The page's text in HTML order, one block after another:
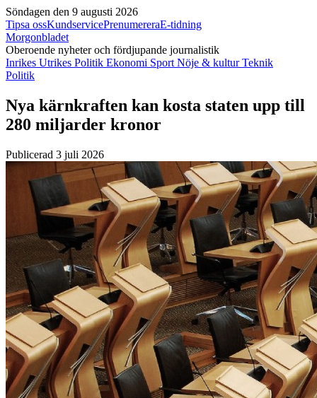
Söndagen den 9 augusti 2026
Tipsa ossKundservicePrenumereraE-tidning
Morgonbladet
Oberoende nyheter och fördjupande journalistik
Inrikes Utrikes Politik Ekonomi Sport Nöje & kulturTeknik
Politik
Nya kärnkraften kan kosta staten upp till
280 miljarder kronor
Publicerad 3 juli 2026